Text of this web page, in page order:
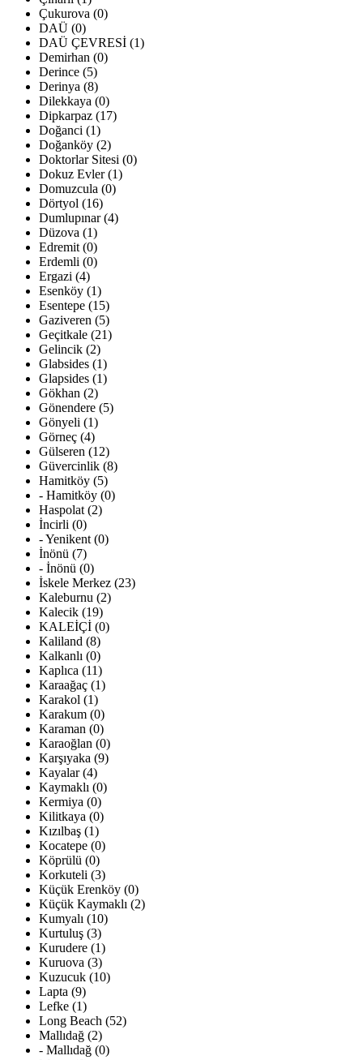
Çukurova (0)
DAÜ (0)
DAÜ ÇEVRESİ (1)
Demirhan (0)
Derince (5)
Derinya (8)
Dilekkaya (0)
Dipkarpaz (17)
Doğanci (1)
Doğanköy (2)
Doktorlar Sitesi (0)
Dokuz Evler (1)
Domuzcula (0)
Dörtyol (16)
Dumlupınar (4)
Düzova (1)
Edremit (0)
Erdemli (0)
Ergazi (4)
Esenköy (1)
Esentepe (15)
Gaziveren (5)
Geçitkale (21)
Gelincik (2)
Glabsides (1)
Glapsides (1)
Gökhan (2)
Gönendere (5)
Gönyeli (1)
Görneç (4)
Gülseren (12)
Güvercinlik (8)
Hamitköy (5)
- Hamitköy (0)
Haspolat (2)
İncirli (0)
- Yenikent (0)
İnönü (7)
- İnönü (0)
İskele Merkez (23)
Kaleburnu (2)
Kalecik (19)
KALEİÇİ (0)
Kaliland (8)
Kalkanlı (0)
Kaplıca (11)
Karaağaç (1)
Karakol (1)
Karakum (0)
Karaman (0)
Karaoğlan (0)
Karşıyaka (9)
Kayalar (4)
Kaymaklı (0)
Kermiya (0)
Kilitkaya (0)
Kızılbaş (1)
Kocatepe (0)
Köprülü (0)
Korkuteli (3)
Küçük Erenköy (0)
Küçük Kaymaklı (2)
Kumyalı (10)
Kurtuluş (3)
Kurudere (1)
Kuruova (3)
Kuzucuk (10)
Lapta (9)
Lefke (1)
Long Beach (52)
Mallıdağ (2)
- Mallıdağ (0)